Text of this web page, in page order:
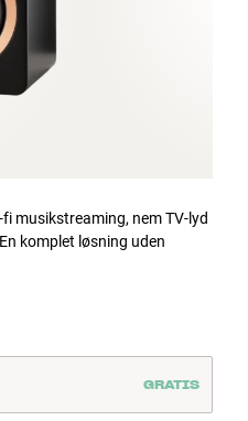
musikstreaming, nem TV-lyd
komplet løsning uden
GRATIS